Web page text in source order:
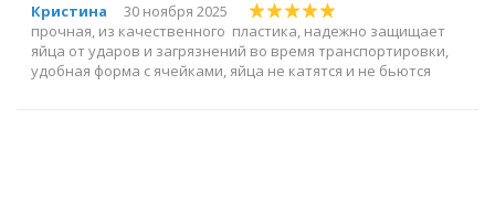
Кристина
30 ноября 2025
прочная, из качественного пластика, надежно защищает
яйца от ударов и загрязнений во время транспортировки,
удобная форма с ячейками, яйца не катятся и не бьются